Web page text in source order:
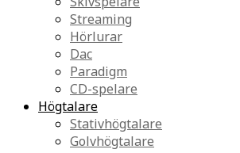
Streaming
Hörlurar
Dac
Paradigm
CD-spelare
Högtalare
Stativhögtalare
Golvhögtalare